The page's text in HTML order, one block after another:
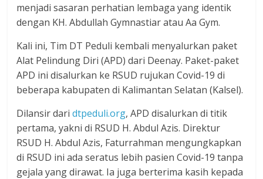
menjadi sasaran perhatian lembaga yang identik
dengan KH. Abdullah Gymnastiar atau Aa Gym.
Kali ini, Tim DT Peduli kembali menyalurkan paket
Alat Pelindung Diri (APD) dari Deenay. Paket-paket
APD ini disalurkan ke RSUD rujukan Covid-19 di
beberapa kabupaten di Kalimantan Selatan (Kalsel).
Dilansir daridtpeduli.org, APD disalurkan di titik
pertama, yakni di RSUD H. Abdul Azis. Direktur
RSUD H. Abdul Azis, Faturrahman mengungkapkan
di RSUD ini ada seratus lebih pasien Covid-19 tanpa
gejala yang dirawat. Ia juga berterima kasih kepada